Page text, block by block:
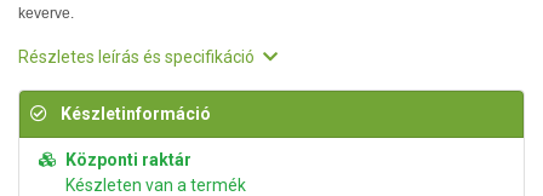
keverve.
Részletes leírás és specifikáció
Készletinformáció
Központi raktár
Készleten van a termék